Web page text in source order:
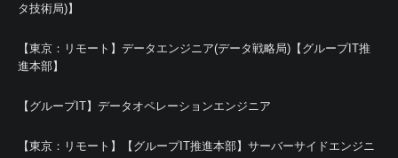
タ技術局)】
【東京：リモート】データエンジニア(データ戦略局)【グループIT推
進本部】
【グループIT】データオペレーションエンジニア
【東京：リモート】【グループIT推進本部】サーバーサイドエンジニ